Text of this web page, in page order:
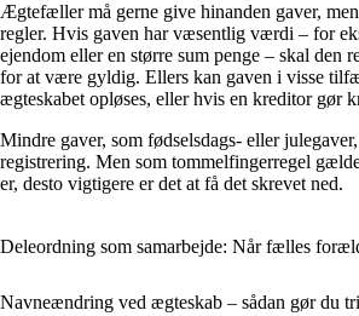
Ægtefæller må gerne give hinanden gaver,
regler. Hvis gaven har væsentlig værdi – for
ejendom eller en større sum penge – skal den
for at være gyldig. Ellers kan gaven i visse
ægteskabet opløses, eller hvis en kreditor gør
Mindre gaver, som fødselsdags- eller
registrering. Men som tommelfingerregel
er, desto vigtigere er det at få det skrevet ned.
Deleordning som samarbejde: Når fælles
Navneændring ved ægteskab – sådan gør du